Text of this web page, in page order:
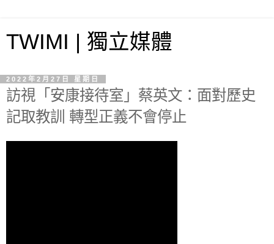
TWIMI | 獨立媒體
2022年2月27日 星期日
訪視「安康接待室」蔡英文：面對歷史
記取教訓 轉型正義不會停止